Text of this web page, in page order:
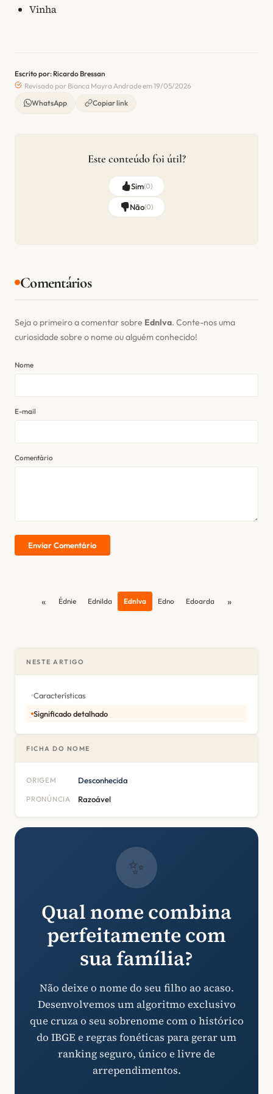
Vinha
Escrito por: Ricardo Bressan
Revisado por Bianca Mayra Andrade em 19/05/2026
WhatsApp
Copiar link
Este conteúdo foi útil?
Sim(0)
Não(0)
Comentários
Seja o primeiro a comentar sobre Ednlva. Conte-nos uma
curiosidade sobre o nome ou alguém conhecido!
Nome
E-mail
Comentário
Enviar Comentário
« Édnie Ednilda Ednlva Edno Edoarda »
NESTE ARTIGO
Características
Significado detalhado
FICHA DO NOME
ORIGEM Desconhecida
PRONÚNCIA Razoável
✨
Qual nome combina
perfeitamente com
sua família?
Não deixe o nome do seu filho ao acaso.
Desenvolvemos um algoritmo exclusivo
que cruza o seu sobrenome com o histórico
do IBGE e regras fonéticas para gerar um
ranking seguro, único e livre de
arrependimentos.